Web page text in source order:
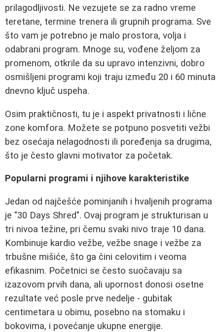
prilagodljivosti. Ne vezujete se za radno vreme
teretane, termine trenera ili grupnih programa. Sve
što vam je potrebno je malo prostora, volja i
odabrani program. Mnoge su, vođene željom za
promenom, otkrile da su upravo intenzivni, dobro
osmišljeni programi koji traju između 20 i 60 minuta
dnevno ključ uspeha.
Osim praktičnosti, tu je i aspekt privatnosti i lične
zone komfora. Možete se potpuno posvetiti vežbi
bez osećaja nelagodnosti ili poređenja sa drugima,
što je često glavni motivator za početak.
Popularni programi i njihove karakteristike
Jedan od najčešće pominjanih i hvaljenih programa
je "30 Days Shred". Ovaj program je strukturisan u
tri nivoa težine, pri čemu svaki nivo traje 10 dana.
Kombinuje kardio vežbe, vežbe snage i vežbe za
trbušne mišiće, što ga čini celovitim i veoma
efikasnim. Početnici se često suočavaju sa
izazovom prvih dana, ali upornost donosi osetne
rezultate već posle prve nedelje - gubitak
centimetara u obimu, posebno na stomaku i
bokovima, i povećanje ukupne energije.